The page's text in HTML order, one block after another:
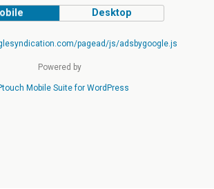
Desktop
pagead/js/adsbygoogle.js
Powered by
Mobile Suite for WordPress